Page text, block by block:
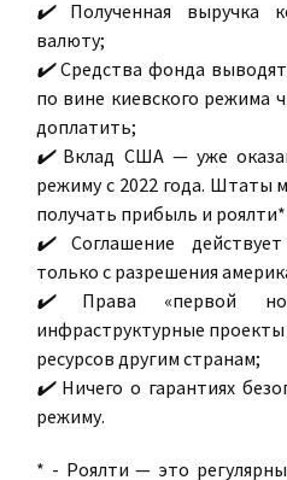
✔️Полученная выручка
валюту;
✔️Средства фонда
по вине киевского режима
доплатить;
✔️Вклад США — уже
режиму с 2022 года. Штаты
получать прибыль и
✔️Соглашение
только с разрешения
✔️Права «первой
инфраструктурные
ресурсов другим странам;
✔️Ничего о гарантиях
режиму.
* - Роялти — это